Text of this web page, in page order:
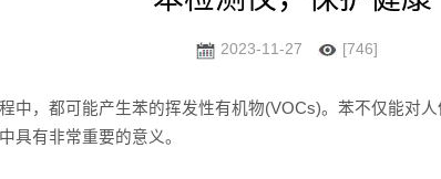
2023-11-27 [746]
中，都可能产生苯的挥发性有机物(VOCs)。苯不仅能对
具有非常重要的意义。